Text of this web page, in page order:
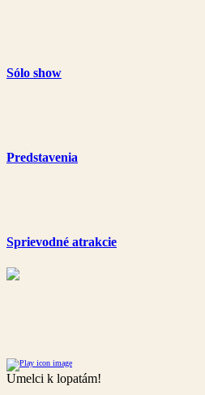
Sólo show
Predstavenia
Sprievodné atrakcie
Umelci k lopatám!